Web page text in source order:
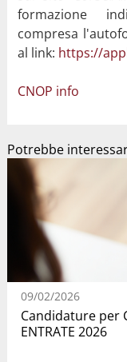
formazione
compresa
al link: https://
CNOP info
Potrebbe
09/02/2026
Candidature per
ENTRATE 2026